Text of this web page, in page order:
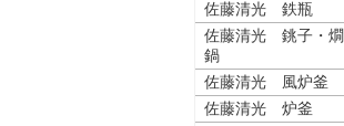
佐藤清光 鉄瓶
佐藤清光 銚子・燗
鍋
佐藤清光 風炉釜
佐藤清光 炉釜